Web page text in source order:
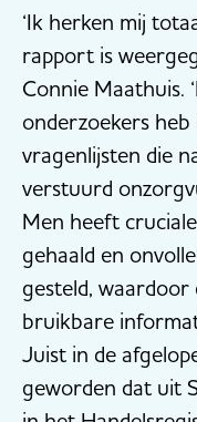
‘Ik herken mij
rapport is
Connie Maathuis.
onderzoekers
vragenlijsten die
verstuurd
Men heeft
gehaald en
gesteld,
bruikbare
Juist in de
geworden dat uit